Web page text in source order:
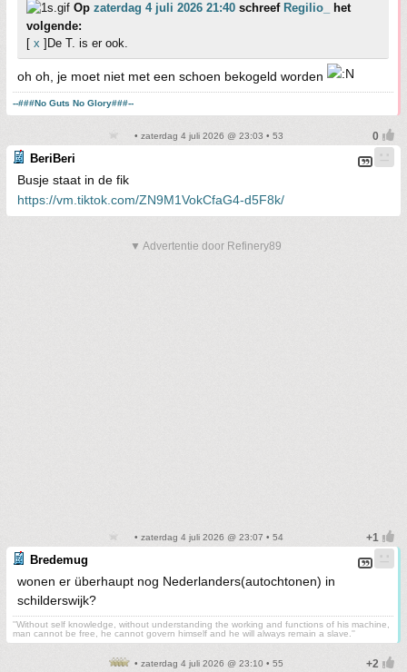
Op zaterdag 4 juli 2026 21:40 schreef Regilio_
het
volgende:
[ x ]De T. is er ook.
oh oh, je moet niet met een schoen bekogeld worden
--###No Guts No Glory###--
• zaterdag 4 juli 2026 @ 23:03 • 53
BeriBeri
Busje staat in de fik
https://vm.tiktok.com/ZN9M1VokCfaG4-d5F8k/
▼ Advertentie door Refinery89
• zaterdag 4 juli 2026 @ 23:07 • 54
Bredemug
wonen er überhaupt nog Nederlanders(autochtonen) in
schilderswijk?
''Without self knowledge, without understanding the working and functions of his machine,
man cannot be free, he cannot govern himself and he will always remain a slave.''
• zaterdag 4 juli 2026 @ 23:10 • 55